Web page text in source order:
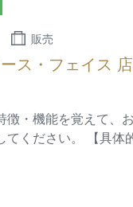
販売
ス・フェイス 店
徴・機能を覚えて、
てください。
【具体